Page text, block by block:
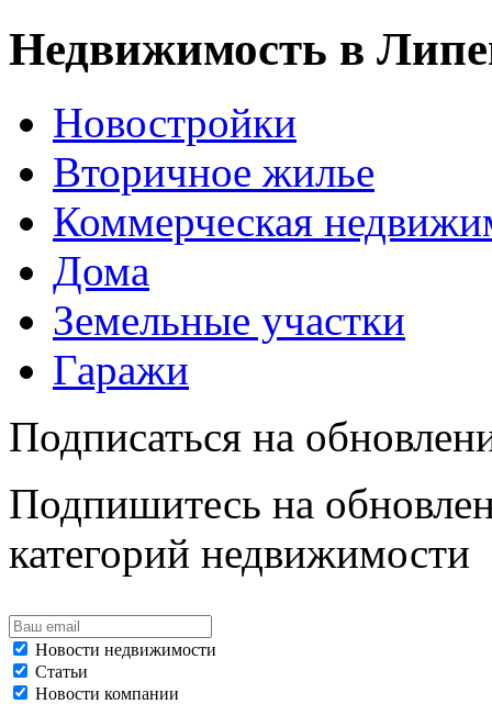
Недвижимость в
Новостройки
Вторичное жилье
Коммерческая
Дома
Земельные участки
Гаражи
Подписаться на
Подпишитесь на
категорий недвижимости
Новости недвижимости
Статьи
Новости компании